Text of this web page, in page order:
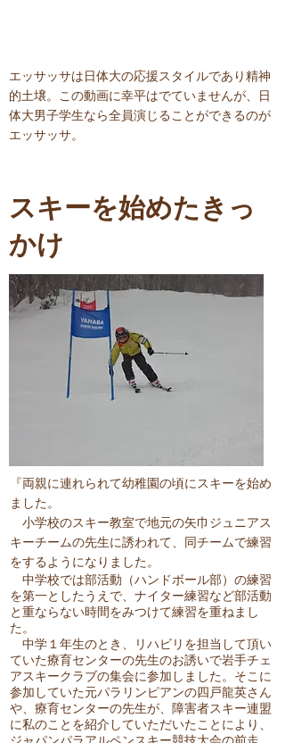
​エッサッサは日体大の応援スタイルであり精神
的土壌。この動画に幸平はでていませんが、日
体大男子学生なら全員演じることができるのが
エッサッサ。
スキーを始めたきっ
かけ
『両親に連れられて幼稚園の頃にスキーを始め
ました。
小学校のスキー教室で地元の矢巾ジュニアス
キーチームの先生に誘われて、同チームで練習
をするようになりました。
中学校では部活動（ハンドボール部）の練習
を第一としたうえで、ナイター練習など部活動
と重ならない時間をみつけて練習を重ねまし
た。
中学１年生のとき、リハビリを担当して頂い
ていた療育センターの先生のお誘いで岩手チェ
アスキークラブの集会に参加しました。そこに
参加していた元パラリンピアンの四戸龍英さん
や、療育センターの先生が、障害者スキー連盟
に私のことを紹介していただいたことにより、